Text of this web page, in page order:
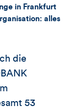
in Frankfurt
alles
die
53